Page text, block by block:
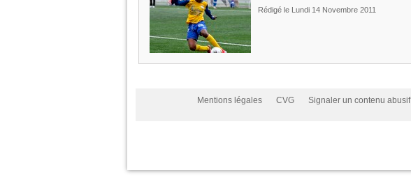
Rédigé le Lundi 14 Novembre 2011
Mentions légales CVG Signaler un contenu abusif